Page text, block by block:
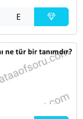
E